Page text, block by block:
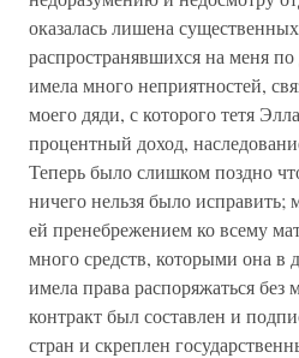
оказалась лишена
распространявшихся на меня
имела много неприятностей,
моего дяди, с которого тетя
процентный доход,
Теперь было слишком поздно
ничего нельзя было исправить;
ей пренебрежением ко всему
много средств, которыми она в
имела права распоряжаться без
контракт был составлен и
стран и скреплен